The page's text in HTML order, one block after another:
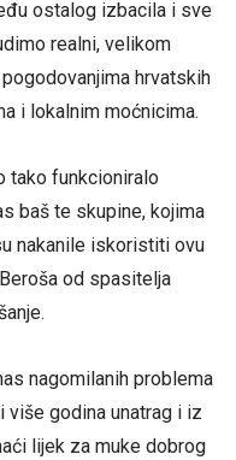
ostalog izbacila i sve
realni, velikom
hrvatskih
i lokalnim moćnicima.
tako funkcioniralo
baš te skupine, kojima
nakanile iskoristiti ovu
od spasitelja
nagomilanih problema
godina unatrag i iz
lijek za muke dobrog